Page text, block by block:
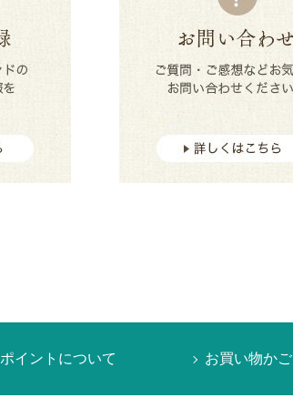
ポイントについて お買い物かご